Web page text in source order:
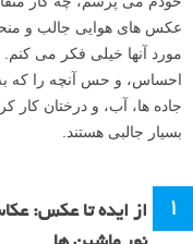
وقتی من برای عکاسی
دیگر عکاسی، همیشه می
ثبت کنم. وقتی عکس می
عکس بر روی دوربین می
ساعت را صرف انتظار برای
هوایی ام که با دِرون گرفته
ویرایش، را توضیح می دهم.